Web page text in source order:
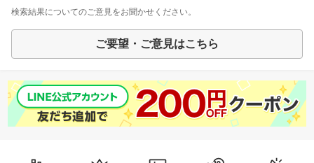
検索結果についてのご意見をお聞かせください。
ご要望・ご意見はこちら